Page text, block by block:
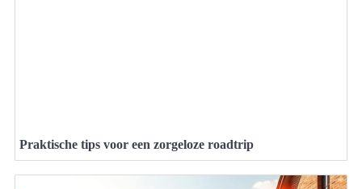
Praktische tips voor een zorgeloze roadtrip